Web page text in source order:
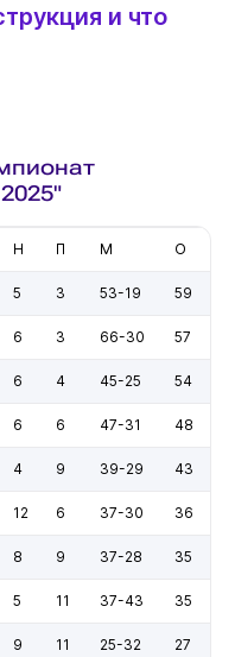
и что
Н П М О
5 3 53-19 59
6 3 66-30 57
6 4 45-25 54
6 6 47-31 48
4 9 39-29 43
12 6 37-30 36
8 9 37-28 35
5 11 37-43 35
9 11 25-32 27